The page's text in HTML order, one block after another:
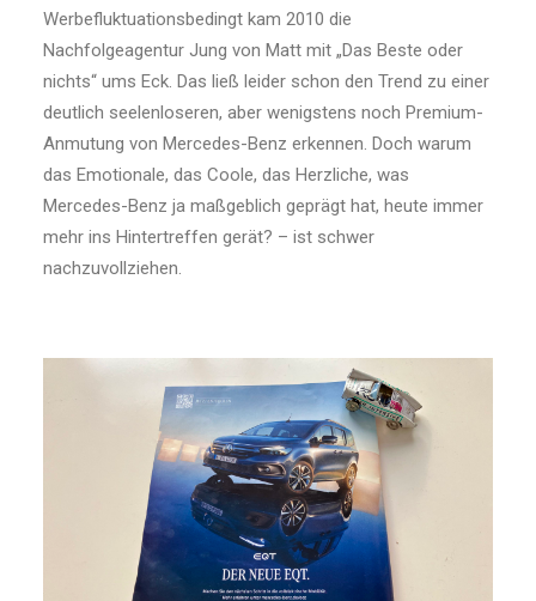
Werbefluktuationsbedingt kam 2010 die
Nachfolgeagentur Jung von Matt mit „Das Beste oder
nichts“ ums Eck. Das ließ leider schon den Trend zu einer
deutlich seelenloseren, aber wenigstens noch Premium-
Anmutung von Mercedes-Benz erkennen. Doch warum
das Emotionale, das Coole, das Herzliche, was
Mercedes-Benz ja maßgeblich geprägt hat, heute immer
mehr ins Hintertreffen gerät? – ist schwer
nachzuvollziehen.